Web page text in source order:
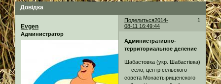
Довідка
Поделиться 1
2014-
08-11 16:49:44
Evgen
Администратор
Административно-
территориальное деление
Шабастовка (укр. Шабастівка)
— cело, центр сельского
совета Монастырищенского